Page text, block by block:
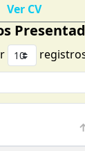
Ver CV